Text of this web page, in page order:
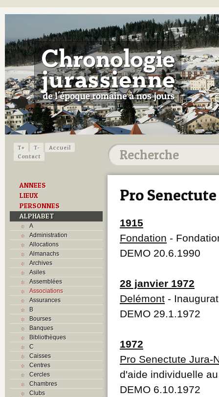
T+ T-
Accueil
Contact
ANNEES
LIEUX
PERSONNES
ALPHABET
A
Administration
Allocations
Almanachs
Archives
Asiles
Assemblées
Associations
Assurances
B
Bourses
Banques
Bibliothèques
C
Caisses
Centres
Cercles
Chambres
Clubs
Pro Senectute
1915
Fondation -
DEMO 20.6.1990
28 janvier 1972
Delémont -
DEMO 29.1.1972
1972
Pro Senectute Jura-
d'aide individuelle
DEMO 6.10.1972